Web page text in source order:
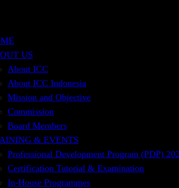
US
About ICC
About ICC Indonesia
Mission and Objective
Commission
Board Members
& EVENTS
Professional Development Program (PDP)
Certification Tutorial & Examination
In-House Programmes